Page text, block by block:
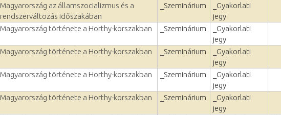
Magyarország az államszocializmus és a
rendszerváltozás időszakában
_Szeminárium
_Gyakorlati
jegy
Magyarország története a Horthy-korszakban _Szeminárium
_Gyakorlati
jegy
Magyarország története a Horthy-korszakban _Szeminárium
_Gyakorlati
jegy
Magyarország története a Horthy-korszakban _Szeminárium
_Gyakorlati
jegy
Magyarország története a Horthy-korszakban _Szeminárium
_Gyakorlati
jegy